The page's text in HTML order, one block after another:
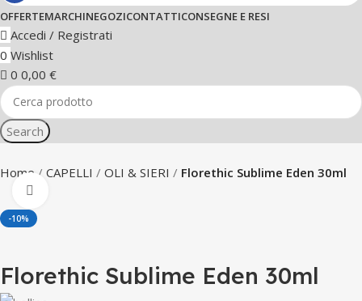
OFFERTEMARCHINEGOZICONTATTICONSEGNE E RESI
Accedi / Registrati
0 Wishlist
0 0,00 €
Search
Home CAPELLI OLI & SIERI Florethic Sublime Eden 30ml
-10%
Florethic Sublime Eden 30ml